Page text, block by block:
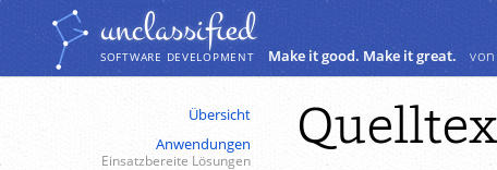
Inhalt
unclassiﬁed
SOFTWARE DEVELOPMENT Make it good. Make it great. von
Übersicht
Anwendungen
Einsatzbereite Lösungen